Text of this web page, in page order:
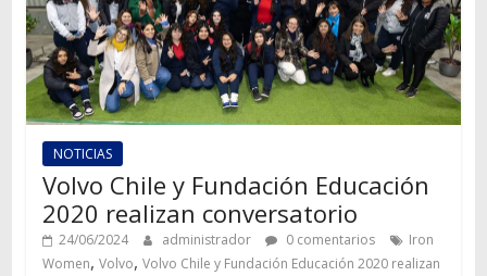
NOTICIAS
Volvo Chile y Fundación Educación
2020 realizan conversatorio
24/06/2024 administrador 0 comentarios
Iron
Women, Volvo, Volvo Chile y Fundación Educación 2020 realizan